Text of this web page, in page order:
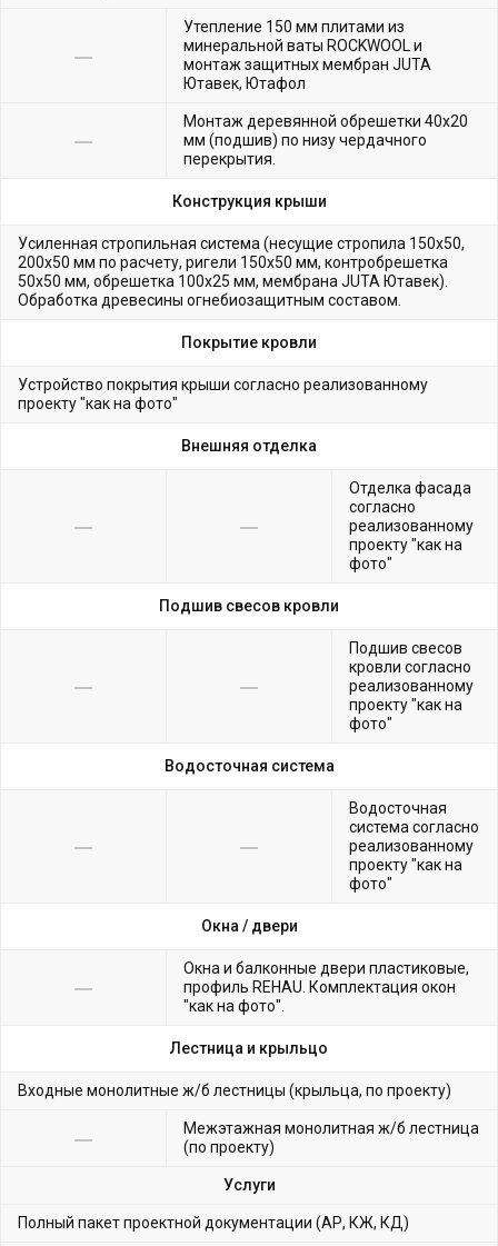
Утепление 150 мм плитами из
минеральной ваты ROCKWOOL и
монтаж защитных мембран JUTA
Ютавек, Ютафол
Монтаж деревянной обрешетки 40х20
мм (подшив) по низу чердачного
перекрытия.
Конструкция крыши
Усиленная стропильная система (несущие стропила 150х50,
200х50 мм по расчету, ригели 150х50 мм, контробрешетка
50х50 мм, обрешетка 100х25 мм, мембрана JUTA Ютавек).
Обработка древесины огнебиозащитным составом.
Покрытие кровли
Устройство покрытия крыши согласно реализованному
проекту "как на фото"
Внешняя отделка
Отделка фасада
согласно
реализованному
проекту "как на
фото"
Подшив свесов кровли
Подшив свесов
кровли согласно
реализованному
проекту "как на
фото"
Водосточная система
Водосточная
система согласно
реализованному
проекту "как на
фото"
Окна / двери
Окна и балконные двери пластиковые,
профиль REHAU. Комплектация окон
"как на фото".
Лестница и крыльцо
Входные монолитные ж/б лестницы (крыльца, по проекту)
Межэтажная монолитная ж/б лестница
(по проекту)
Услуги
Полный пакет проектной документации (АР, КЖ, КД)